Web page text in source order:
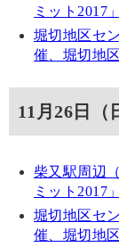
ミット2017
堀切地区セ
催、堀切地
11月26日（
柴又駅周辺
ミット2017
堀切地区セ
催、堀切地